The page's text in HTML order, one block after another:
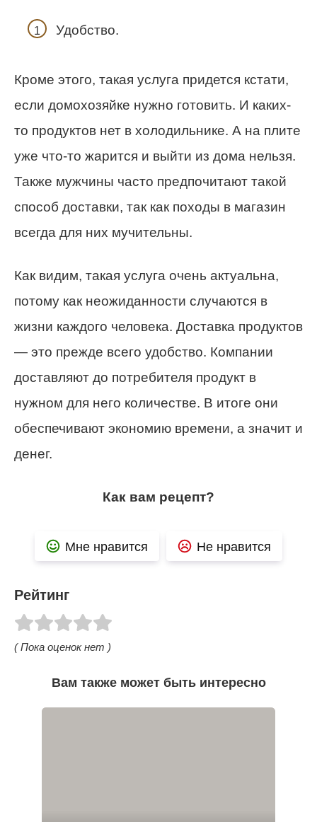
Удобство.
Кроме этого, такая услуга придется кстати,
если домохозяйке нужно готовить. И каких-
то продуктов нет в холодильнике. А на плите
уже что-то жарится и выйти из дома нельзя.
Также мужчины часто предпочитают такой
способ доставки, так как походы в магазин
всегда для них мучительны.
Как видим, такая услуга очень актуальна,
потому как неожиданности случаются в
жизни каждого человека. Доставка продуктов
— это прежде всего удобство. Компании
доставляют до потребителя продукт в
нужном для него количестве. В итоге они
обеспечивают экономию времени, а значит и
денег.
Как вам рецепт?
Мне нравится Не нравится
Рейтинг
( Пока оценок нет )
Вам также может быть интересно